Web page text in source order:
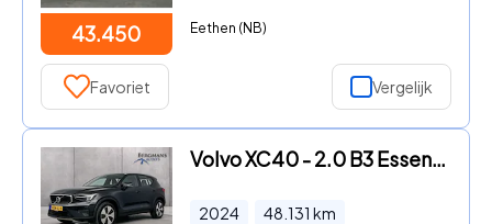
43.450 Eethen (NB)
Favoriet Vergelijk
Volvo XC40 - 2.0 B3 Essential Edition // DEALER ONDERHOUDEN // LEDER // S
2024 48.131 km